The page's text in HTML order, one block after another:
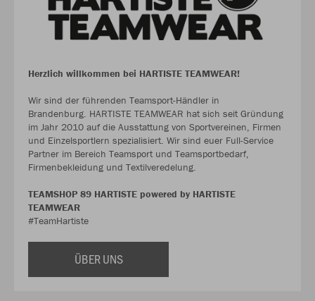
Herzlich willkommen bei HARTISTE TEAMWEAR!
Wir sind der führenden Teamsport-Händler in
Brandenburg. HARTISTE TEAMWEAR hat sich seit Gründung
im Jahr 2010 auf die Ausstattung von Sportvereinen, Firmen
und Einzelsportlern spezialisiert. Wir sind euer Full-Service
Partner im Bereich Teamsport und Teamsportbedarf,
Firmenbekleidung und Textilveredelung.
TEAMSHOP 89 HARTISTE powered by HARTISTE
TEAMWEAR
#TeamHartiste
ÜBER UNS